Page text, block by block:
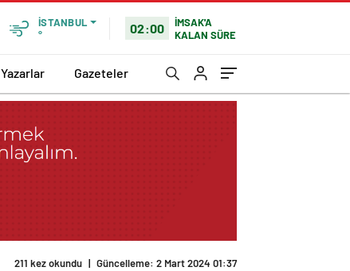
İSTANBUL
°
02:00
İMSAK'A
KALAN SÜRE
Yazarlar Gazeteler
211 kez okundu | Güncelleme: 2 Mart 2024 01:37